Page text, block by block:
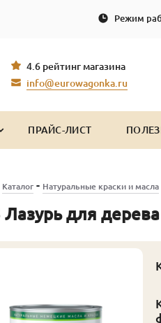
Режим
4.6 рейтинг магазина
info@eurowagonka.ru
ПРАЙС-ЛИСТ
Каталог- Натуральные краски и масла
Лазурь для